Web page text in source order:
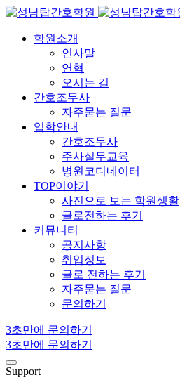
학원소개
인사말
연혁
오시는 길
간호조무사
자주묻는 질문
입학안내
간호조무사
주사실무교육
병원코디네이터
TOP이야기
사진으로 보는 학원생활
글로전하는 후기
커뮤니티
공지사항
취업정보
글로 전하는 후기
자주묻는 질문
문의하기
3초만에 문의하기
3초만에 문의하기
Support